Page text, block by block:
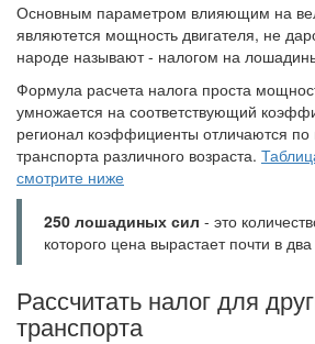
Основным параметром влияющим на
являютется мощность двигателя, не
народе называют - налогом на
Формула расчета налога проста
умножается на соответствующий
регионал коэффициенты отличаются по
транспорта различного возраста.
смотрите ниже
250 лошадиных сил - это
которого цена вырастает почти в
Рассчитать налог для
транспорта